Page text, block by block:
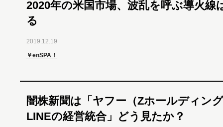
2020年の米国市場、波乱を呼ぶ導火線
る
2019.12.19
￥enSPA！
闇株新聞は「ヤフー（Zホールディン
LINEの経営統合」どう見たか？